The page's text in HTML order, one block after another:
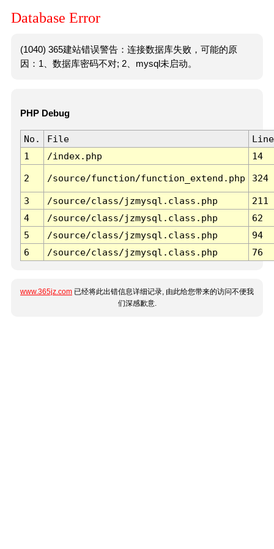
Database Error
(1040) 365建站错误警告：连接数据库失败，可能的原
因：1、数据库密码不对; 2、mysql未启动。
PHP Debug
No. File
Line
1
/index.php 14
2 /source/function/function_extend.php 324
3 /source/class/jzmysql.class.php
211
4
/source/class/jzmysql.class.php
62
5
/source/class/jzmysql.class.php
94
6
/source/class/jzmysql.class.php 76
www.365jz.com 已经将此出错信息详细记录, 由此给您带来的访问不便我
们深感歉意.